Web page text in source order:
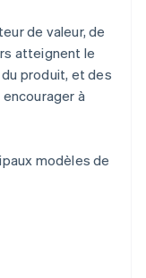
de valeur, de
atteignent le
produit, et des
à
modèles de